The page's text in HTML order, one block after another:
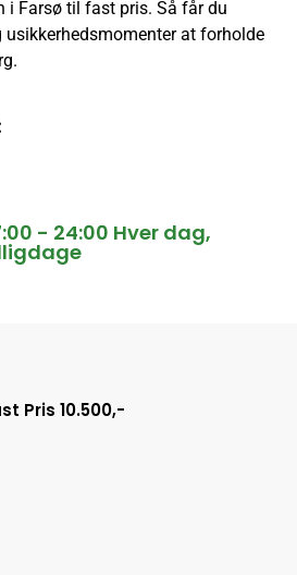
i Farsø til fast pris. Så får du
at forholde
- 24:00 Hver dag,
Pris 10.500,-